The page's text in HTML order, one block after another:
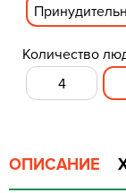
Количество
4
ОПИСАНИЕ